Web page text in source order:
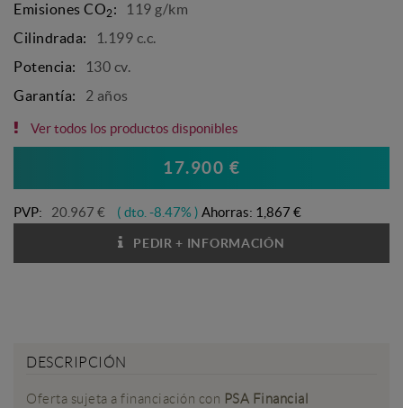
Emisiones CO2 :
119 g/km
Cilindrada:
1.199 c.c.
Potencia:
130 cv.
Garantía:
2 años
Ver todos los productos disponibles
17.900 €
PVP: 20.967 € ( dto. -8.47% ) Ahorras: 1,867 €
PEDIR + INFORMACIÓN
DESCRIPCIÓN
Oferta sujeta a financiación con PSA Financial